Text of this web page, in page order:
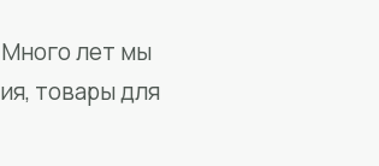
Много лет мы
товары для